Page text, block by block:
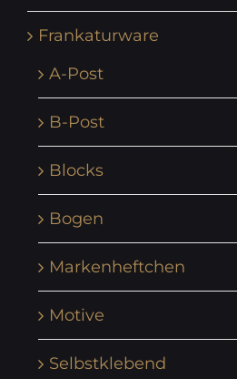
Frankaturware
A-Post
B-Post
Blocks
Bogen
Markenheftchen
Motive
Selbstklebend